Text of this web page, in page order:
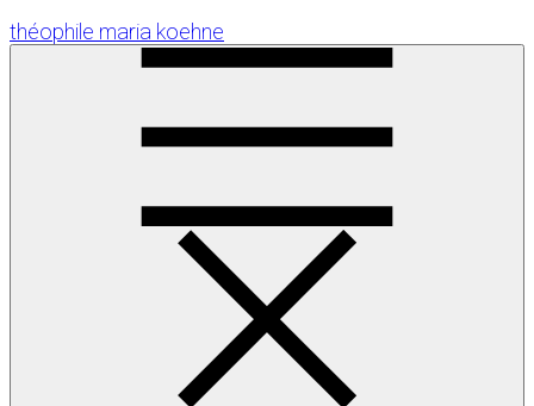
Skip
to
théophile maria koehne